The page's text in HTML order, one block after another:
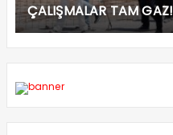
ÇALIŞMALAR TAM GAZ!